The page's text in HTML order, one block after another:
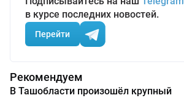
в курсе последних новостей.
Перейти
Рекомендуем
В Ташобласти произошёл крупный